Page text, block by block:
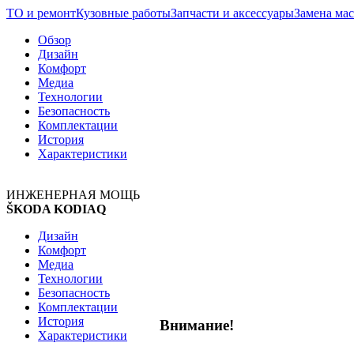
Внимание!
ТО и ремонтКузовные работыЗапчасти и аксессуарыЗамена
Обзор
Дизайн
Комфорт
Медиа
Технологии
Безопасность
Комплектации
История
Характеристики
ИНЖЕНЕРНАЯ МОЩЬ
ŠKODA KODIAQ
Дизайн
Комфорт
Медиа
Технологии
Безопасность
Комплектации
История
Характеристики